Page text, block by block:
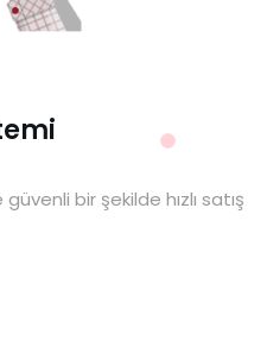
bir şekilde hızlı satış